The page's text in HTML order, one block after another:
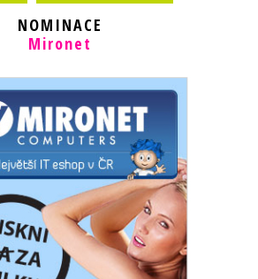
NOMINACE
Mironet